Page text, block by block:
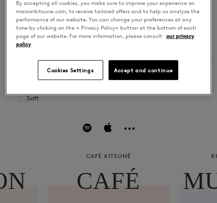
Soft
CAFÉ KITSUNÉ
CAFÉ
By accepting all cookies, you make sure to improve your experience on
maisonkitsune.com, to receive tailored offers and to help us analyze the
performance of our website. You can change your preferences at any
time by clicking on the « Privacy Policy» button at the bottom of each
page of our website. For more information, please consult
our privacy
policy
Cookies Settings Accept and continue